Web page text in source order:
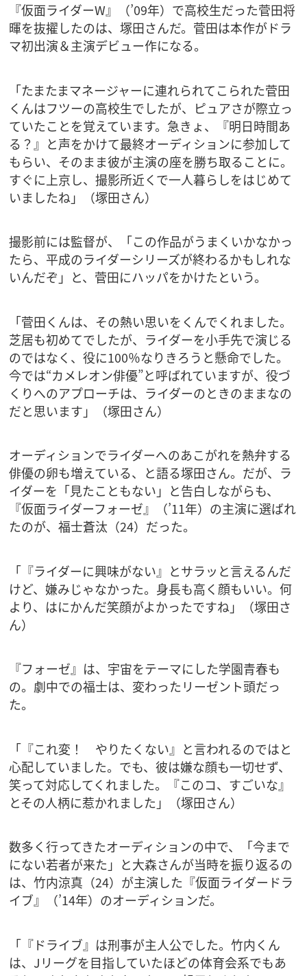
『仮面ライダーW』（’09年）で高校生だった菅田将
暉を抜擢したのは、塚田さんだ。菅田は本作がドラ
マ初出演＆主演デビュー作になる。
「たまたまマネージャーに連れられてこられた菅田
くんはフツーの高校生でしたが、ピュアさが際立っ
ていたことを覚えています。急きょ、『明日時間あ
る？』と声をかけて最終オーディションに参加して
もらい、そのまま彼が主演の座を勝ち取ることに。
すぐに上京し、撮影所近くで一人暮らしをはじめて
いましたね」（塚田さん）
撮影前には監督が、「この作品がうまくいかなかっ
たら、平成のライダーシリーズが終わるかもしれな
いんだぞ」と、菅田にハッパをかけたという。
「菅田くんは、その熱い思いをくんでくれました。
芝居も初めてでしたが、ライダーを小手先で演じる
のではなく、役に100％なりきろうと懸命でした。
今では“カメレオン俳優”と呼ばれていますが、役づ
くりへのアプローチは、ライダーのときのままなの
だと思います」（塚田さん）
オーディションでライダーへのあこがれを熱弁する
俳優の卵も増えている、と語る塚田さん。だが、ラ
イダーを「見たこともない」と告白しながらも、
『仮面ライダーフォーゼ』（’11年）の主演に選ばれ
たのが、福士蒼汰（24）だった。
「『ライダーに興味がない』とサラッと言えるんだ
けど、嫌みじゃなかった。身長も高く顔もいい。何
より、はにかんだ笑顔がよかったですね」（塚田さ
ん）
『フォーゼ』は、宇宙をテーマにした学園青春も
の。劇中での福士は、変わったリーゼント頭だっ
た。
「『これ変！ やりたくない』と言われるのではと
心配していました。でも、彼は嫌な顔も一切せず、
笑って対応してくれました。『このコ、すごいな』
とその人柄に惹かれました」（塚田さん）
数多く行ってきたオーディションの中で、「今まで
にない若者が来た」と大森さんが当時を振り返るの
は、竹内涼真（24）が主演した『仮面ライダードラ
イブ』（’14年）のオーディションだ。
「『ドライブ』は刑事が主人公でした。竹内くん
は、Jリーグを目指していたほどの体育会系でもあ